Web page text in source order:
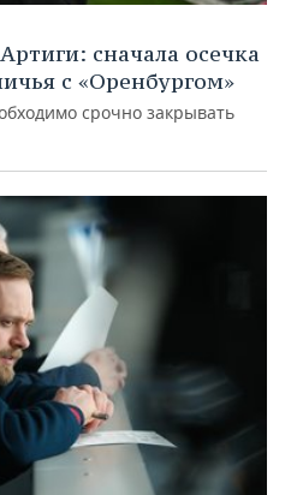
сначала осечка
с «Оренбургом»
срочно закрывать